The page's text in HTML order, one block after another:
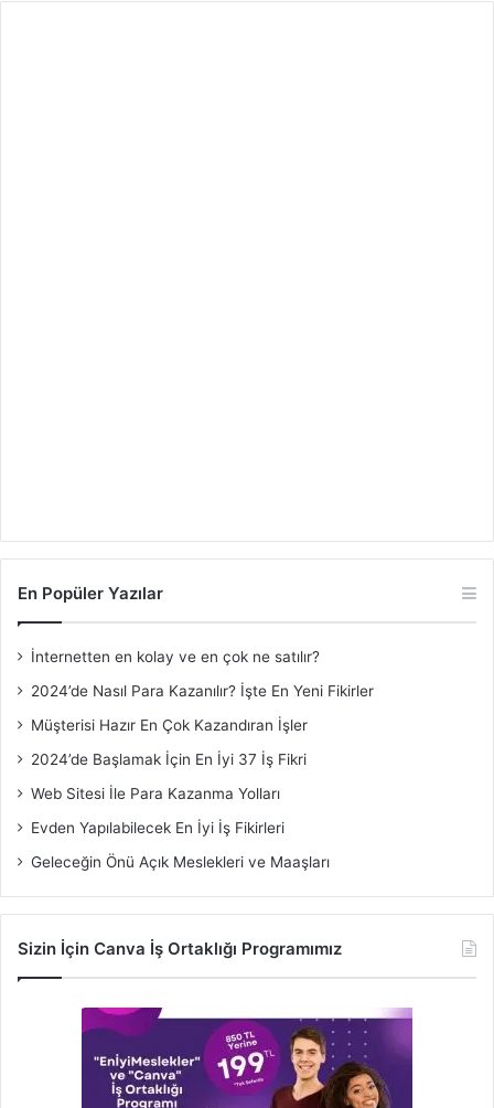
En Popüler Yazılar
İnternetten en kolay ve en çok ne satılır?
2024’de Nasıl Para Kazanılır? İşte En Yeni Fikirler
Müşterisi Hazır En Çok Kazandıran İşler
2024’de Başlamak İçin En İyi 37 İş Fikri
Web Sitesi İle Para Kazanma Yolları
Evden Yapılabilecek En İyi İş Fikirleri
Geleceğin Önü Açık Meslekleri ve Maaşları
Sizin İçin Canva İş Ortaklığı Programımız